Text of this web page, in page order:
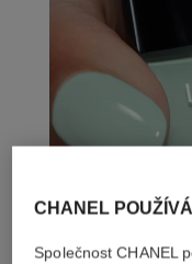
CHANEL
Společnost CHANEL